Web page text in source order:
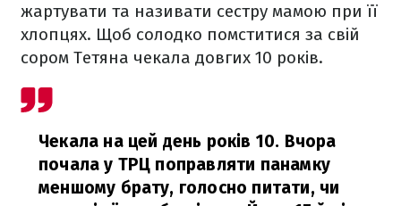
жартувати та називати сестру мамою при її
хлопцях. Щоб солодко помститися за свій
сором Тетяна чекала довгих 10 років.
Чекала на цей день років 10. Вчора
почала у ТРЦ поправляти панамку
меншому брату, голосно питати, чи